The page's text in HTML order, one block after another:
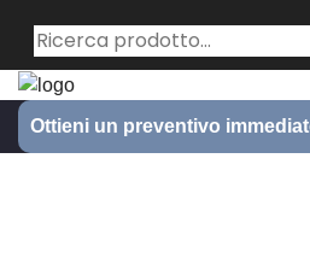
Ottieni un preventivo